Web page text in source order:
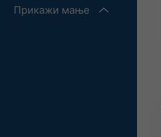
Прикажи мање